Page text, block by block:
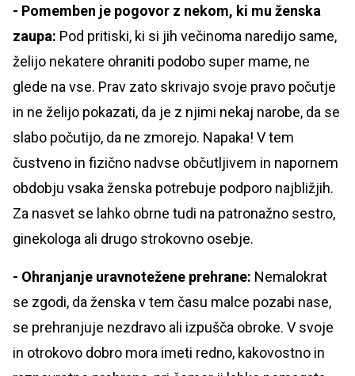
- Pomemben je pogovor z nekom, ki mu ženska
zaupa: Pod pritiski, ki si jih večinoma naredijo same,
želijo nekatere ohraniti podobo super mame, ne
glede na vse. Prav zato skrivajo svoje pravo počutje
in ne želijo pokazati, da je z njimi nekaj narobe, da se
slabo počutijo, da ne zmorejo. Napaka! V tem
čustveno in fizično nadvse občutljivem in napornem
obdobju vsaka ženska potrebuje podporo najbližjih.
Za nasvet se lahko obrne tudi na patronažno sestro,
ginekologa ali drugo strokovno osebje.
- Ohranjanje uravnotežene prehrane: Nemalokrat
se zgodi, da ženska v tem času malce pozabi nase,
se prehranjuje nezdravo ali izpušča obroke. V svoje
in otrokovo dobro mora imeti redno, kakovostno in